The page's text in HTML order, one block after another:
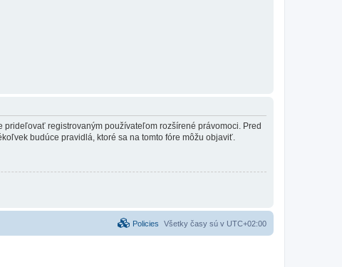
registrovaným používateľom rozšírené právomoci. Pred
budúce pravidlá, ktoré sa na tomto fóre môžu objaviť.
Všetky časy sú v UTC+02:00
Policies